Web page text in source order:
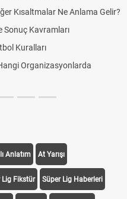
Kısaltmalar Ne Anlama Gelir?
Sonuç Kavramları
Kuralları
Organizasyonlarda
Anlatım At Yarışı
Lig Fikstür Süper Lig Haberleri